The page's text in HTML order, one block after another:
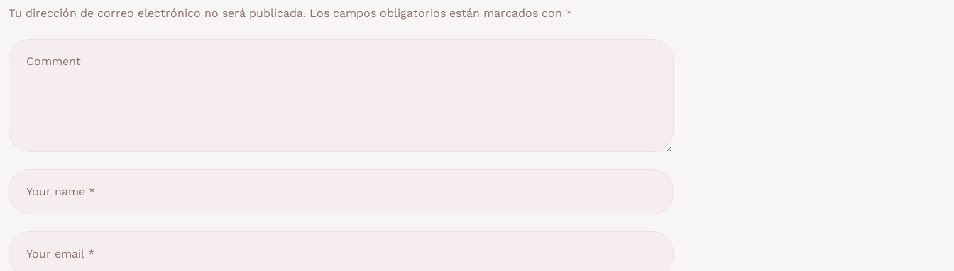
Tu dirección de correo electrónico no será publicada. Los campos obligatorios están marcados con *